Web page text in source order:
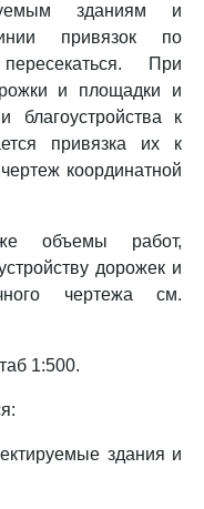
зданиям и
привязок по
При
и площадки и
благоустройства к
привязка их к
координатной
объемы работ,
дорожек и
чертежа см.
1:500.
здания и